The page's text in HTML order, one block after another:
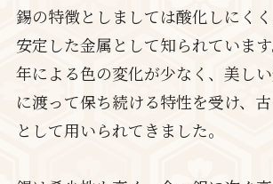
錫の特徴としましては酸化しにく
安定した金属として知られていま
年による色の変化が少なく、美し
に渡って保ち続ける特性を受け、
として用いられてきました。